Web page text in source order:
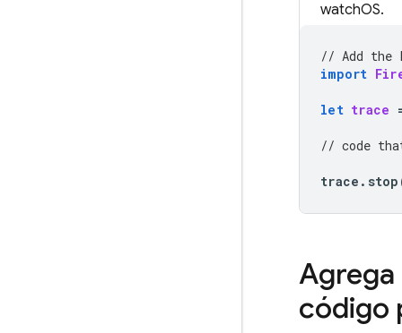
watchOS.
// Add the
import
let trace
// code
trace . stop
Agrega
código